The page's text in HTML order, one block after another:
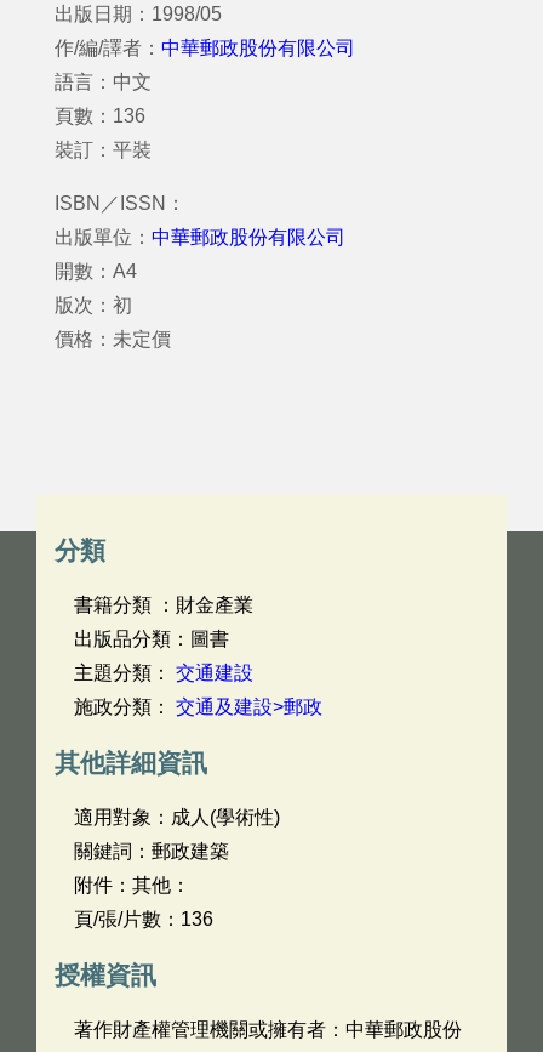
出版日期：1998/05
作/編/譯者： 中華郵政股份有限公司
語言：中文
頁數：136
裝訂：平裝
ISBN／ISSN：
出版單位： 中華郵政股份有限公司
開數：A4
版次：初
價格：未定價
分類
書籍分類 ：財金產業
出版品分類：圖書
主題分類： 交通建設
施政分類： 交通及建設>郵政
其他詳細資訊
適用對象：成人(學術性)
關鍵詞：郵政建築
附件：其他：
頁/張/片數：136
授權資訊
著作財產權管理機關或擁有者：中華郵政股份